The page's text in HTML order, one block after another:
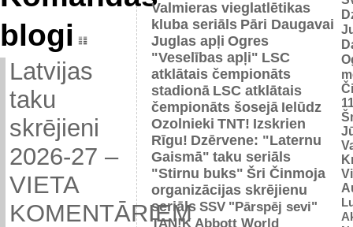
blogi
Latvijas
taku
skrējieni
2026-27 –
VIETA
KOMENTĀRIEM
Valmieras vieglatlētikas
kluba seriāls Pāri Daugavai
Juglas apļi Ogres
"Veselības apļi" LSC
atklātais čempionāts
stadionā LSC atklātais
čempionāts šosejā Ielūdz
Ozolnieki TNT! Izskrien
Rīgu! Dzērvene: "Laternu
Gaismā" taku seriāls
"Stirnu buks" Šri Činmoja
organizācijas skrējienu
seriāls SSV "Pārspēj sevi"
TAN!K Abbott World